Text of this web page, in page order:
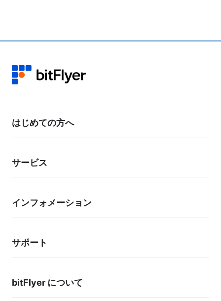
登録情報をご記載ください。
す。内容をご確認の上、ご返信ください。
本人確認書類をご提出いただき、ご本人による申請であることを確認した
お手数をおかけいたしますが、お客様の資産保護のための対応となります
はじめての方へ
サービス
インフォメーション
サポート
bitFlyer について